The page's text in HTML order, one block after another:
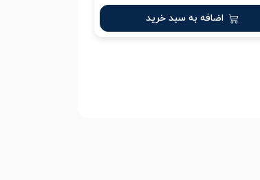
اضافه به سبد خرید